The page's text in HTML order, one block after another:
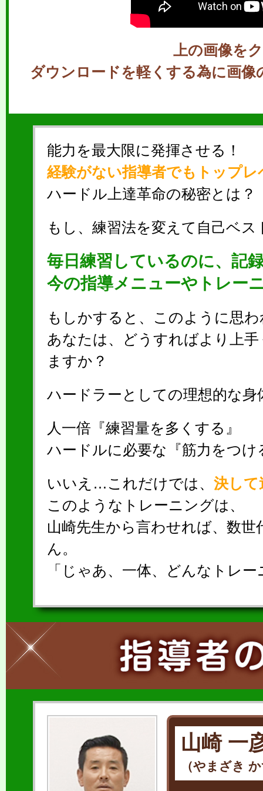
上の画像を
ダウンロードを軽くする為に画
能力を最大限に発揮させる！
経験がない指導者でもトップ
ハードル上達革命の秘密とは？
もし、練習法を変えて自己ベ
毎日練習しているのに、記
今の指導メニューやトレー
もしかすると、このように思
あなたは、どうすればより上
ますか？
ハードラーとしての理想的な
人一倍『練習量を多くする』
ハードルに必要な『筋力をつけ
いいえ…これだけでは、 決して
このようなトレーニングは、
山崎先生から言わせれば、数
ん。
「じゃあ、一体、どんなトレ
山崎 一
（やまざき